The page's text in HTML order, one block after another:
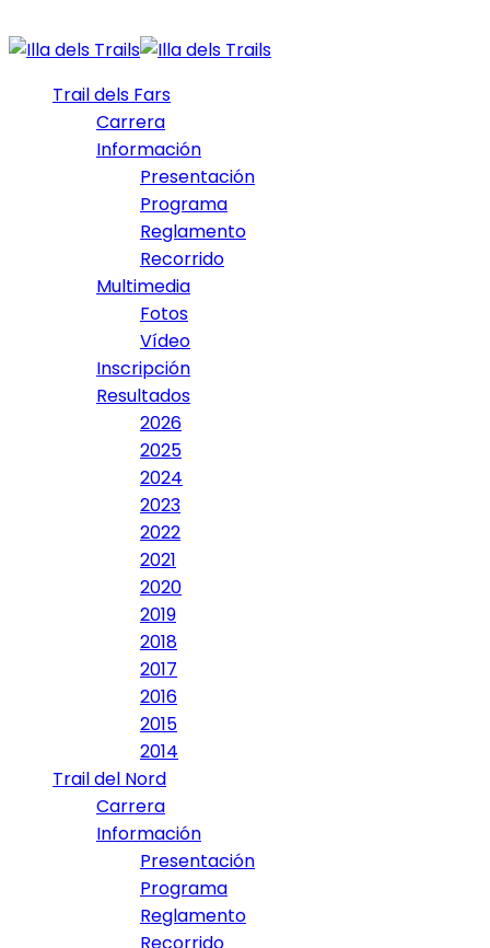
Trail dels Fars
Carrera
Información
Presentación
Programa
Reglamento
Recorrido
Multimedia
Fotos
Vídeo
Inscripción
Resultados
2026
2025
2024
2023
2022
2021
2020
2019
2018
2017
2016
2015
2014
Trail del Nord
Carrera
Información
Presentación
Programa
Reglamento